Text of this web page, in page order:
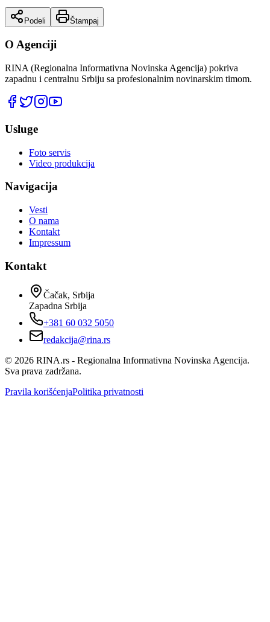
Podeli Štampaj
O Agenciji
RINA (Regionalna Informativna Novinska Agencija) pokriva
zapadnu i centralnu Srbiju sa profesionalnim novinarskim timom.
Usluge
Foto servis
Video produkcija
Navigacija
Vesti
O nama
Kontakt
Impressum
Kontakt
Čačak, Srbija
Zapadna Srbija
+381 60 032 5050
redakcija@rina.rs
© 2026 RINA.rs - Regionalna Informativna Novinska Agencija.
Sva prava zadržana.
Pravila korišćenjaPolitika privatnosti